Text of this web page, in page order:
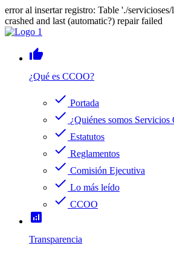
error al insertar registro: Table './
crashed and last (automatic?) repair failed
thumb_up
¿Qué es CCOO?
check Portada
check ¿Quiénes somos Servicios
check Estatutos
check Reglamentos
check Comisión Ejecutiva
check Lo más leído
check CCOO
analytics
Transparencia